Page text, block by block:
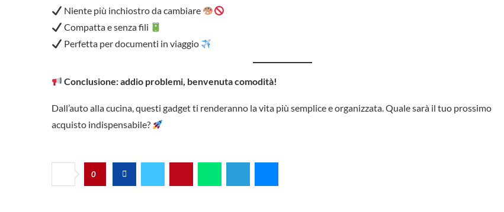
Niente più inchiostro da cambiare
Compatta e senza fili
Perfetta per documenti in viaggio
Conclusione: addio problemi, benvenuta comodità!
Dall’auto alla cucina, questi gadget ti renderanno la vita più semplice e organizzata. Quale sarà il tuo prossimo
acquisto indispensabile?
0